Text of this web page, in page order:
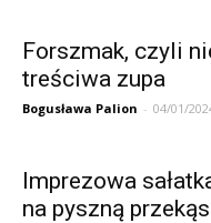
Forszmak, czyli
treściwa zupa
Bogusława Palion - 04/01/
Imprezowa
na pyszną